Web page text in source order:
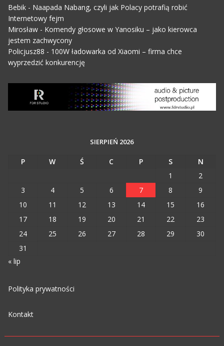
Bebik- Naapada Nabang, czyli jak Polacy potrafią robić
Internetowy fejm
Mirosław- Komendy głosowe w Yanosiku – jako kierowca
jestem zachwycony
Policjusz88 - 100W ładowarka od Xiaomi – firma chce
wyprzedzić konkurencję
SIERPIEŃ 2026
P W Ś C P S
N
1
2
3
4 5 6 7 8
9
10
11 12 13 14 15
16
17
18 19 20 21 22
23
24
25 26 27 28 29
30
31
« lip
Polityka prywatności
Kontakt